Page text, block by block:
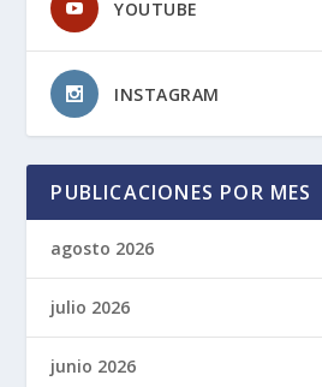
YOUTUBE
INSTAGRAM
PUBLICACIONES POR MES
agosto 2026
julio 2026
junio 2026